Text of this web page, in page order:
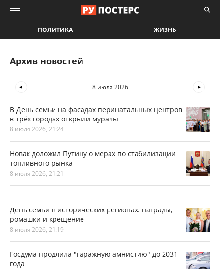
ПОЛИТИКА ЖИЗНЬ
Архив новостей
8 июля 2026
В День семьи на фасадах перинатальных центров
в трёх городах открыли муралы
8 июля 2026, 21:24
Новак доложил Путину о мерах по стабилизации
топливного рынка
8 июля 2026, 21:21
День семьи в исторических регионах: награды,
ромашки и крещение
8 июля 2026, 21:19
Госдума продлила "гаражную амнистию" до 2031
года